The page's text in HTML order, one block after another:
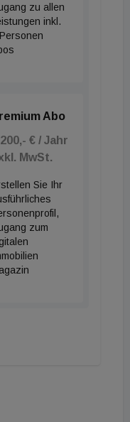
zu allen
inkl.
Abo
€ / Jahr
MwSt.
Sie Ihr
zum